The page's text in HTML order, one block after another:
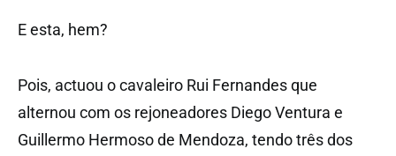
E esta, hem?
Pois, actuou o cavaleiro Rui Fernandes que
alternou com os rejoneadores Diego Ventura e
Guillermo Hermoso de Mendoza, tendo três dos